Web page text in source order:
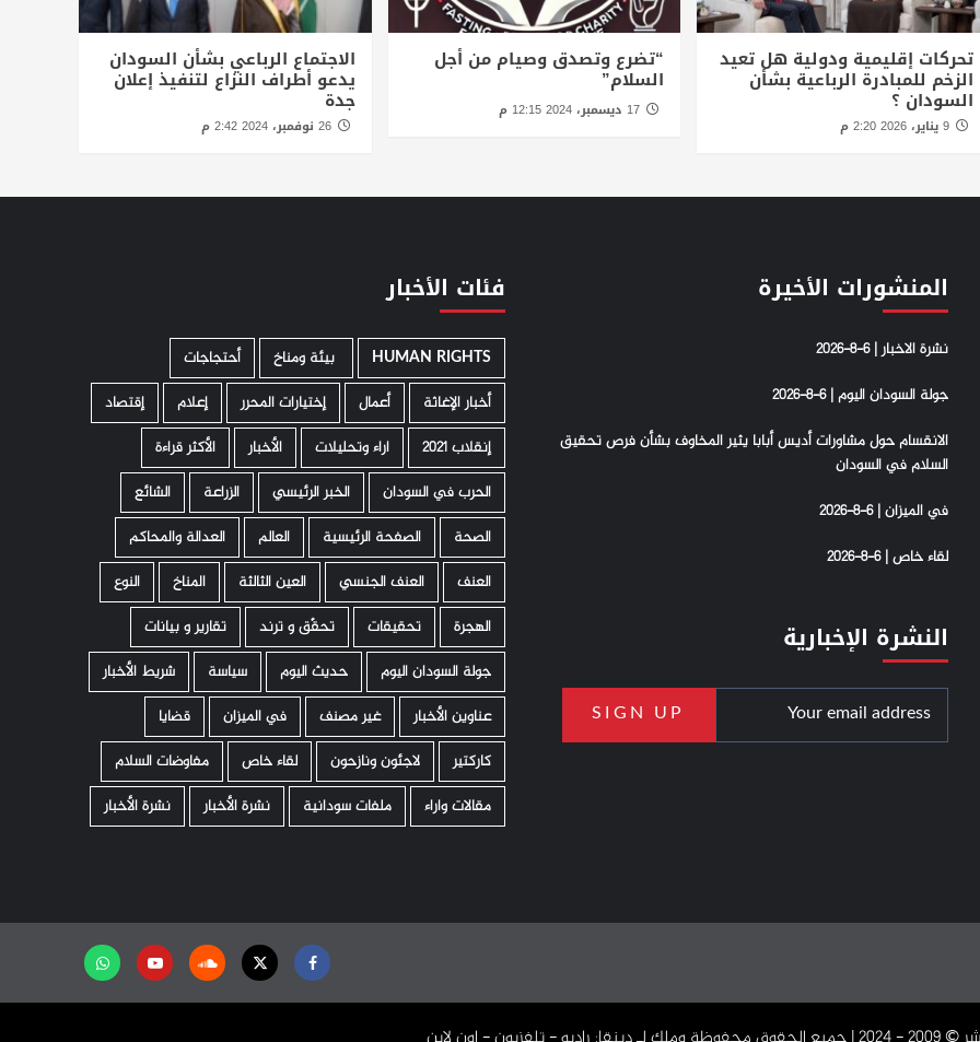
تحركات إقليمية ودولية هل تعيد
الزخم للمبادرة الرباعية بشأن
السودان ؟
9 يناير، 2026 2:20 م
“تضرع وتصدق وصيام من أجل
السلام”
الاجتماع الرباعي بشأن السودان
يدعو أطراف النزاع لتنفيذ إعلان
جدة
26 نوفمبر، 2024 2:42 م
المنشورات الأخيرة
نشرة الاخبار | 6-8-2026
جولة السودان اليوم | 6-8-2026
الانقسام حول مشاورات أديس أبابا يثير المخاوف بشأن فرص تحقيق
السلام في السودان
في الميزان | 6-8-2026
لقاء خاص | 6-8-2026
النشرة الإخبارية
فئات الأخبار
HUMAN RIGHTS ­ بيئة ومناخ
أحتجاجات
أخبار الإغاثة
أعمال إختيارات المحرر إعلام
إقتصاد
إنقلاب 2021
اراء وتحليلات الأخبار
الأكثر قراءة
الحرب في السودان
الخبر الرئيسي الزراعة
الشائع
الصحة
الصفحة الرئيسية العالم
العدالة والمحاكم
العنف
العنف الجنسي العين الثالثة المناخ
النوع
الهجرة
تحقيقات تحقّق و ترند
تقارير و بيانات
جولة السودان اليوم
حديث اليوم سياسة
شريط الأخبار
عناوين الأخبار
غير مصنف في الميزان
قضايا
كاركتير
لاجئون ونازحون لقاء خاص
مفاوضات السلام
مقالات واراء
ملفات سودانية نشرة الأخبار نشرة الأخبار
Facebook
Twitter
Soundcloud
Youtubeتابعنا
على